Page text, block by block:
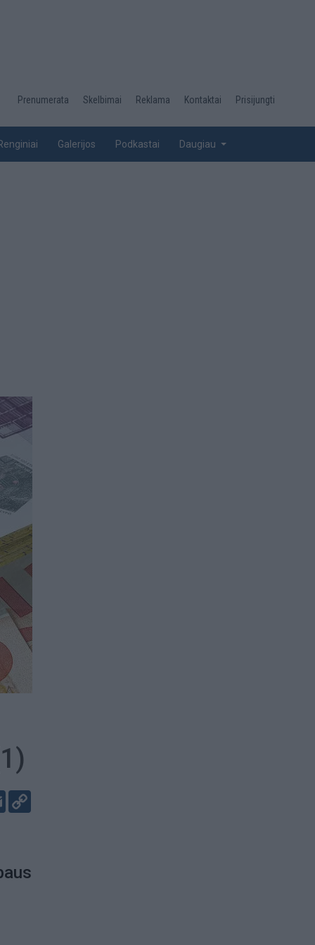
Desktop
top
Prenumerata Skelbimai Reklama Kontaktai Prisijungti
Galerijos Podkastai Daugiau
Email